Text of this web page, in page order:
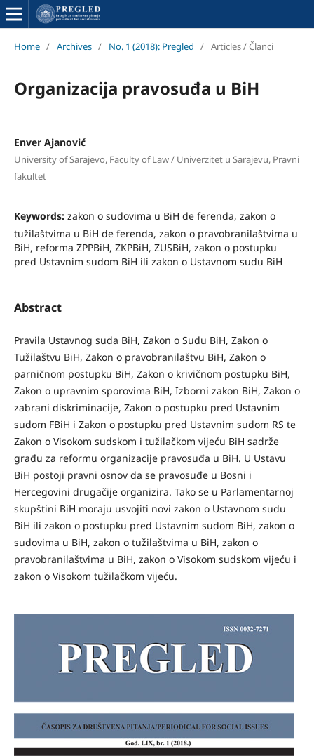
Home / Archives / No. 1 (2018): Pregled / Articles / Članci
Organizacija pravosuđa u BiH
Enver Ajanović
University of Sarajevo, Faculty of Law / Univerzitet u Sarajevu, Pravni
fakultet
Keywords: zakon o sudovima u BiH de ferenda, zakon o
tužilaštvima u BiH de ferenda, zakon o pravobranilaštvima u
BiH, reforma ZPPBiH, ZKPBiH, ZUSBiH, zakon o postupku
pred Ustavnim sudom BiH ili zakon o Ustavnom sudu BiH
Abstract
Pravila Ustavnog suda BiH, Zakon o Sudu BiH, Zakon o
Tužilaštvu BiH, Zakon o pravobranilaštvu BiH, Zakon o
parničnom postupku BiH, Zakon o krivičnom postupku BiH,
Zakon o upravnim sporovima BiH, Izborni zakon BiH, Zakon o
zabrani diskriminacije, Zakon o postupku pred Ustavnim
sudom FBiH i Zakon o postupku pred Ustavnim sudom RS te
Zakon o Visokom sudskom i tužilačkom vijeću BiH sadrže
građu za reformu organizacije pravosuđa u BiH. U Ustavu
BiH postoji pravni osnov da se pravosuđe u Bosni i
Hercegovini drugačije organizira. Tako se u Parlamentarnoj
skupštini BiH moraju usvojiti novi zakon o Ustavnom sudu
BiH ili zakon o postupku pred Ustavnim sudom BiH, zakon o
sudovima u BiH, zakon o tužilaštvima u BiH, zakon o
pravobranilaštvima u BiH, zakon o Visokom sudskom vijeću i
zakon o Visokom tužilačkom vijeću.